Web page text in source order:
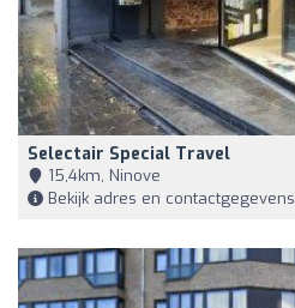
Selectair Special Travel
15,4km, Ninove
Bekijk adres en contactgegevens